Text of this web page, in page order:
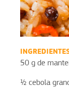
50 g de
½ cebola